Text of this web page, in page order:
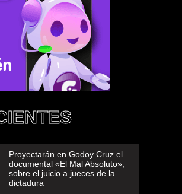
Proyectarán en Godoy Cruz el
documental «El Mal Absoluto»,
sobre el juicio a jueces de la
dictadura